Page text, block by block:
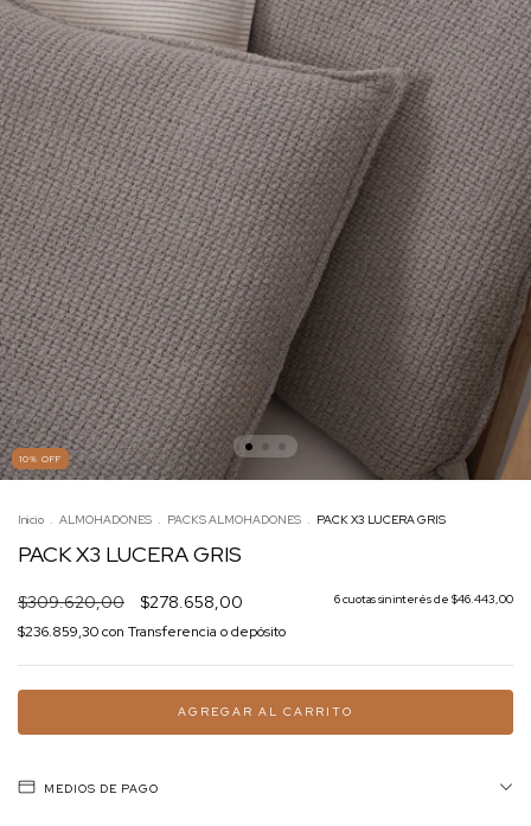
10% OFF
Inicio ALMOHADONES PACKS ALMOHADONES PACK X3 LUCERA GRIS
PACK X3 LUCERA GRIS
$309.620,00 $278.658,00 6cuotas sin interés de $46.443,00
$236.859,30con Transferencia o depósito
MEDIOS DE PAGO